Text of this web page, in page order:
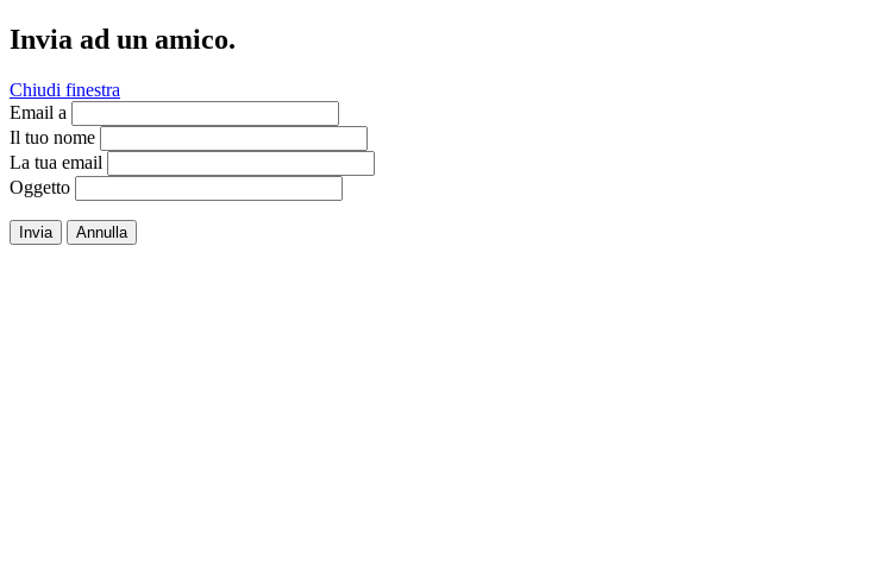
Invia ad un amico.
Chiudi finestra
Email a
Il tuo nome
La tua email
Oggetto
Invia Annulla